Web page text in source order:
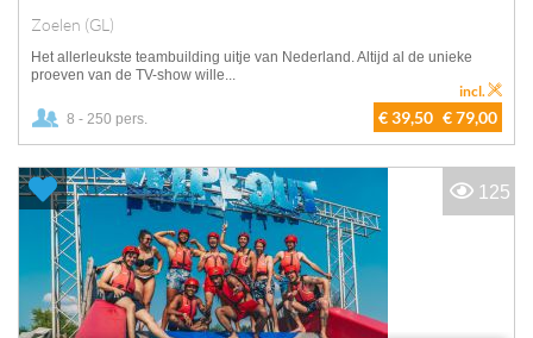
Zoelen (GL)
Het allerleukste teambuilding uitje van Nederland. Altijd al de unieke
proeven van de TV-show wille...
8 - 250 pers. € 39,50 € 79,00
incl.
125